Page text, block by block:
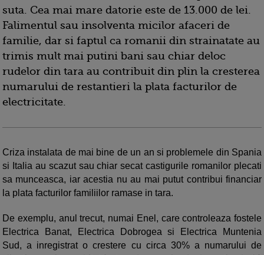
suta. Cea mai mare datorie este de 13.000 de lei.
Falimentul sau insolventa micilor afaceri de
familie, dar si faptul ca romanii din strainatate au
trimis mult mai putini bani sau chiar deloc
rudelor din tara au contribuit din plin la cresterea
numarului de restantieri la plata facturilor de
electricitate.
Criza instalata de mai bine de un an si problemele din Spania
si Italia au scazut sau chiar secat castigurile romanilor plecati
sa munceasca, iar acestia nu au mai putut contribui financiar
la plata facturilor familiilor ramase in tara.
De exemplu, anul trecut, numai Enel, care controleaza fostele
Electrica Banat, Electrica Dobrogea si Electrica Muntenia
Sud, a inregistrat o crestere cu circa 30% a numarului de